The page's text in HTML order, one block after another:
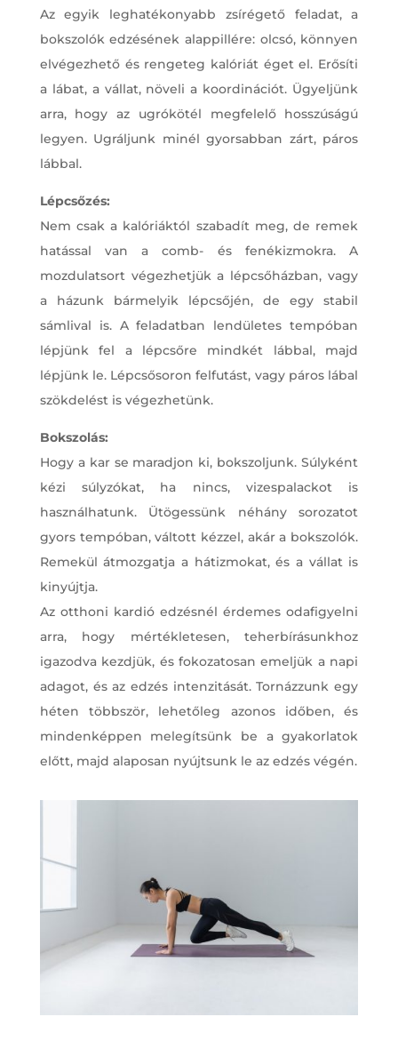
Az egyik leghatékonyabb zsírégető feladat, a
bokszolók edzésének alappillére: olcsó, könnyen
elvégezhető és rengeteg kalóriát éget el. Erősíti
a lábat, a vállat, növeli a koordinációt. Ügyeljünk
arra, hogy az ugrókötél megfelelő hosszúságú
legyen. Ugráljunk minél gyorsabban zárt, páros
lábbal.
Lépcsőzés:
Nem csak a kalóriáktól szabadít meg, de remek
hatással van a comb- és fenékizmokra. A
mozdulatsort végezhetjük a lépcsőházban, vagy
a házunk bármelyik lépcsőjén, de egy stabil
sámlival is. A feladatban lendületes tempóban
lépjünk fel a lépcsőre mindkét lábbal, majd
lépjünk le. Lépcsősoron felfutást, vagy páros lábal
szökdelést is végezhetünk.
Bokszolás:
Hogy a kar se maradjon ki, bokszoljunk. Súlyként
kézi súlyzókat, ha nincs, vizespalackot is
használhatunk. Ütögessünk néhány sorozatot
gyors tempóban, váltott kézzel, akár a bokszolók.
Remekül átmozgatja a hátizmokat, és a vállat is
kinyújtja.
Az otthoni kardió edzésnél érdemes odafigyelni
arra, hogy mértékletesen, teherbírásunkhoz
igazodva kezdjük, és fokozatosan emeljük a napi
adagot, és az edzés intenzitását. Tornázzunk egy
héten többször, lehetőleg azonos időben, és
mindenképpen melegítsünk be a gyakorlatok
előtt, majd alaposan nyújtsunk le az edzés végén.